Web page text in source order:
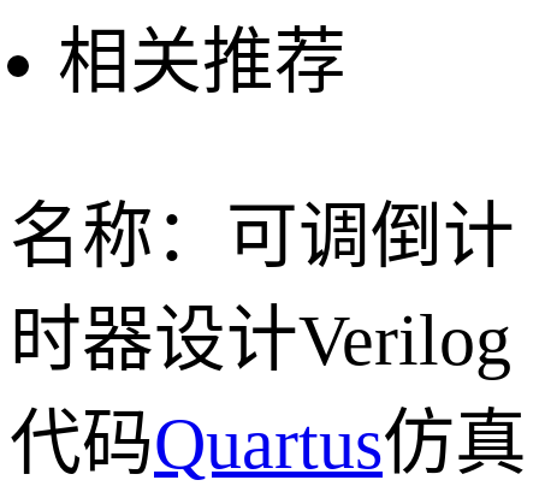
相关推荐
名称：可调倒计
时器设计Verilog
代码Quartus仿真